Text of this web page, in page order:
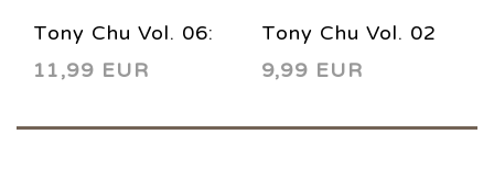
Tony Chu Vol. 06:
Bolos Janados! HC
11,99 EUR
Tony Chu Vol. 02
HC 2016
9,99 EUR